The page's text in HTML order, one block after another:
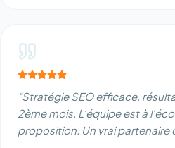
“Stratégie SEO efficace,
2ème mois. L'équipe est à
proposition. Un vrai partenaire